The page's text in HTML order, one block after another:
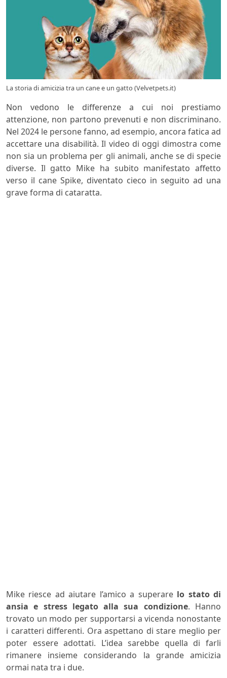
La storia di amicizia tra un cane e un gatto (Velvetpets.it)
Non vedono le differenze a cui noi prestiamo
attenzione, non partono prevenuti e non discriminano.
Nel 2024 le persone fanno, ad esempio, ancora fatica ad
accettare una disabilità. Il video di oggi dimostra come
non sia un problema per gli animali, anche se di specie
diverse. Il gatto Mike ha subito manifestato affetto
verso il cane Spike, diventato cieco in seguito ad una
grave forma di cataratta.
Mike riesce ad aiutare l’amico a superare lo stato di
ansia e stress legato alla sua condizione. Hanno
trovato un modo per supportarsi a vicenda nonostante
i caratteri differenti. Ora aspettano di stare meglio per
poter essere adottati. L’idea sarebbe quella di farli
rimanere insieme considerando la grande amicizia
ormai nata tra i due.